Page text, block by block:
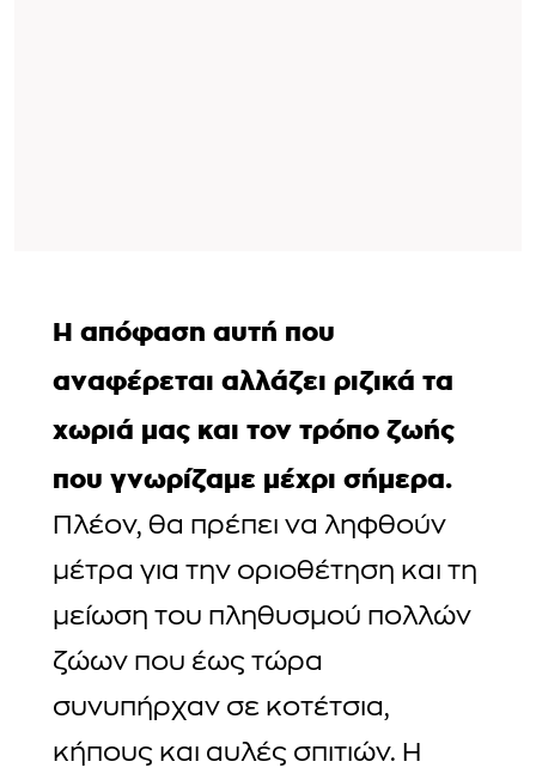
Η απόφαση αυτή που
αναφέρεται αλλάζει ριζικά τα
χωριά μας και τον τρόπο ζωής
που γνωρίζαμε μέχρι σήμερα.
Πλέον, θα πρέπει να ληφθούν
μέτρα για την οριοθέτηση και τη
μείωση του πληθυσμού πολλών
ζώων που έως τώρα
συνυπήρχαν σε κοτέτσια,
κήπους και αυλές σπιτιών. Η